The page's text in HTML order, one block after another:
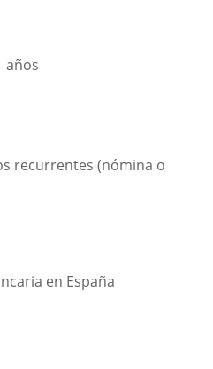
años
recurrentes (nómina o
en España